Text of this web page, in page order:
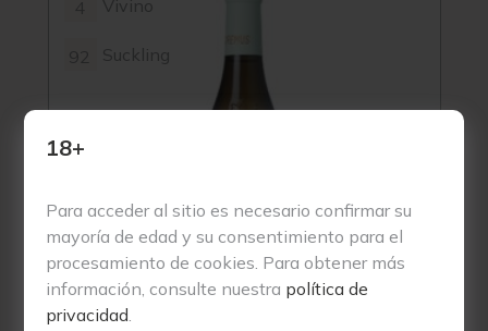
18+
Para acceder al sitio es necesario confirmar su
mayoría de edad y su consentimiento para el
procesamiento de cookies. Para obtener más
información, consulte nuestra política de
privacidad.
Vivino
Suckling